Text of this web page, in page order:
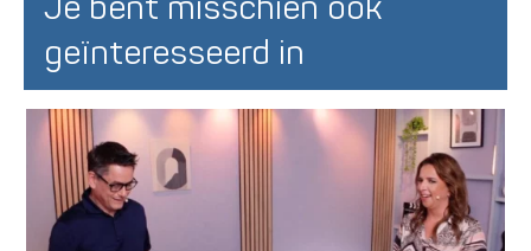
Je bent misschien ook
geïnteresseerd in